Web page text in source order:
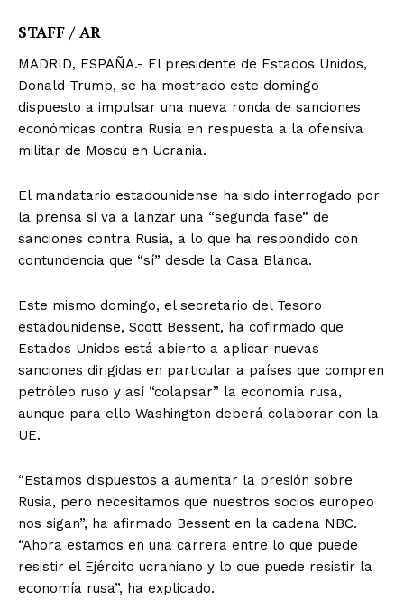
STAFF / AR
MADRID, ESPAÑA.- El presidente de Estados Unidos,
Donald Trump, se ha mostrado este domingo
dispuesto a impulsar una nueva ronda de sanciones
económicas contra Rusia en respuesta a la ofensiva
militar de Moscú en Ucrania.
El mandatario estadounidense ha sido interrogado por
la prensa si va a lanzar una “segunda fase” de
sanciones contra Rusia, a lo que ha respondido con
contundencia que “sí” desde la Casa Blanca.
Este mismo domingo, el secretario del Tesoro
estadounidense, Scott Bessent, ha cofirmado que
Estados Unidos está abierto a aplicar nuevas
sanciones dirigidas en particular a países que compren
petróleo ruso y así “colapsar” la economía rusa,
aunque para ello Washington deberá colaborar con la
UE.
“Estamos dispuestos a aumentar la presión sobre
Rusia, pero necesitamos que nuestros socios europeo
nos sigan”, ha afirmado Bessent en la cadena NBC.
“Ahora estamos en una carrera entre lo que puede
resistir el Ejército ucraniano y lo que puede resistir la
economía rusa”, ha explicado.